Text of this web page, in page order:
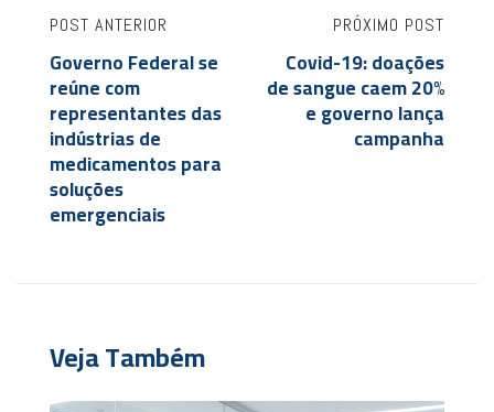
POST ANTERIOR
Governo Federal se
reúne com
representantes das
indústrias de
medicamentos para
soluções
emergenciais
PRÓXIMO POST
Covid-19: doações
de sangue caem 20%
e governo lança
campanha
Veja Também